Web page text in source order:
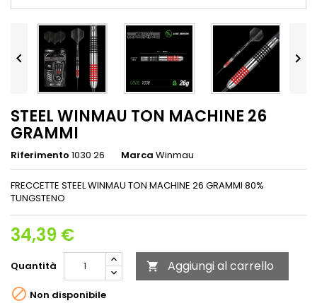
 
STEEL WINMAU TON MACHINE 26
GRAMMI
Riferimento 1030 26 Marca Winmau
FRECCETTE STEEL WINMAU TON MACHINE 26 GRAMMI 80%
TUNGSTENO
34,39 €
Quantità  Aggiungi al carrello
 Non disponibile